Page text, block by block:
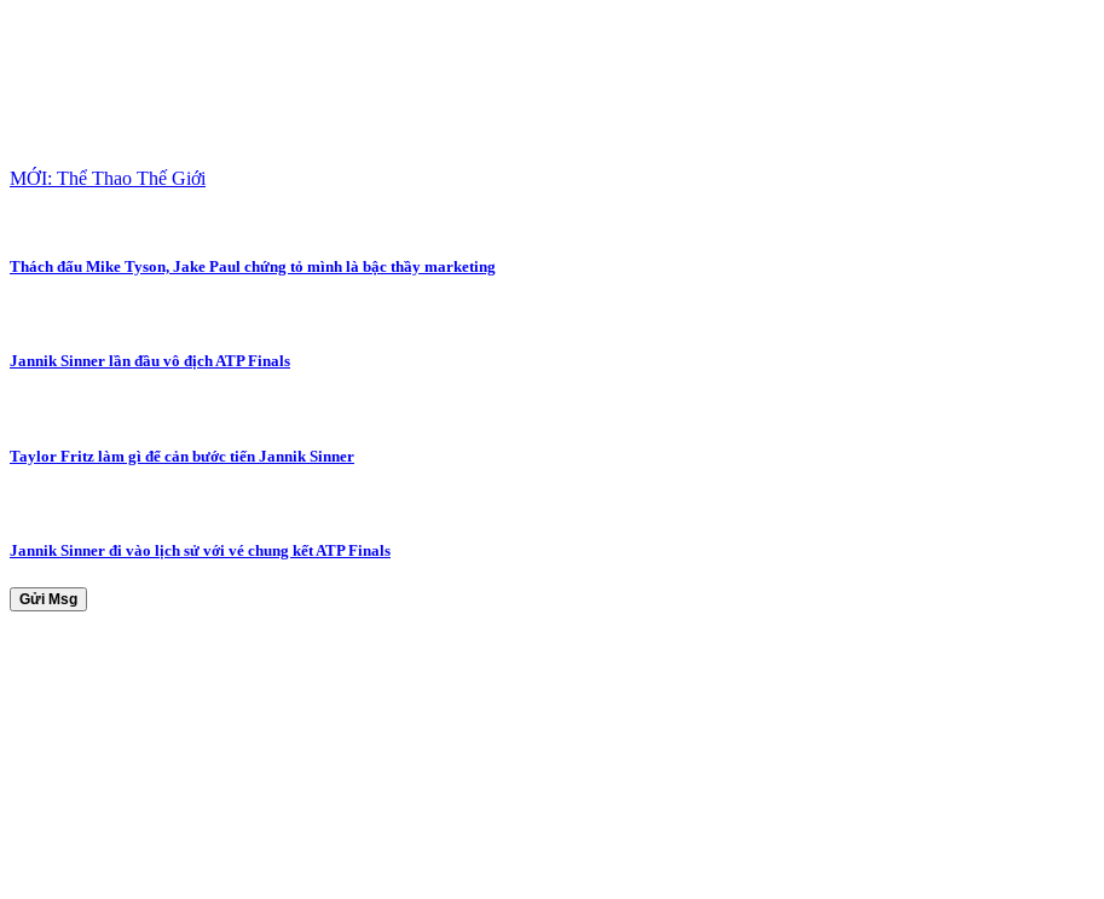
MỚI: Thể Thao Thế Giới
Thách đấu Mike Tyson, Jake Paul chứng tỏ mình là bậc thầy marketing
Jannik Sinner lần đầu vô địch ATP Finals
Taylor Fritz làm gì để cản bước tiến Jannik Sinner
Jannik Sinner đi vào lịch sử với vé chung kết ATP Finals
Gửi Msg